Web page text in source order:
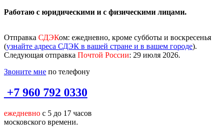
Работаю с юридическими и с физическими лицами.
Отправка СДЭКом: ежедневно, кроме субботы и воскресенья
(узнайте адреса СДЭК в вашей стране и в вашем городе).
Следующая отправка Почтой России: 29 июля 2026.
Звоните мне по телефону
+7 960 792 0330
ежедневно с 5 до 17 часов
московского времени.